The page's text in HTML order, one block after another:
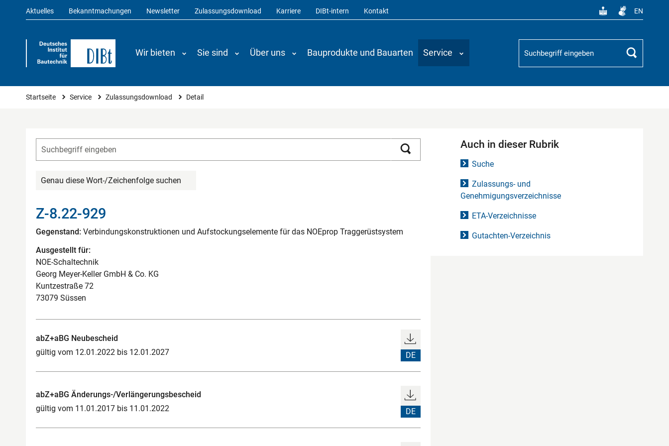
Aktuelles Bekanntmachungen Newsletter Zulassungsdownload Karriere DIBt-intern Kontakt EN
Wir bieten Sie sind Über uns Bauprodukte und Bauarten Service
Suchbegriff
Suchen
Sie sind hier
Startseite Service Zulassungsdownload Detail
Genau diese Wort-/Zeichenfolge suchen
Z-8.22-929
Gegenstand: Verbindungskonstruktionen und Aufstockungselemente für das NOEprop Traggerüstsystem
Ausgestellt für:
NOE-Schaltechnik
Georg Meyer-Keller GmbH & Co. KG
Kuntzestraße 72
73079 Süssen
abZ+aBG Neubescheid
gültig vom 12.01.2022 bis 12.01.2027
DE
abZ+aBG Änderungs-/Verlängerungsbescheid
gültig vom 11.01.2017 bis 11.01.2022
DE
Auch in dieser Rubrik
Suche
Zulassungs- und
Genehmigungsverzeichnisse
ETA-Verzeichnisse
Gutachten-Verzeichnis